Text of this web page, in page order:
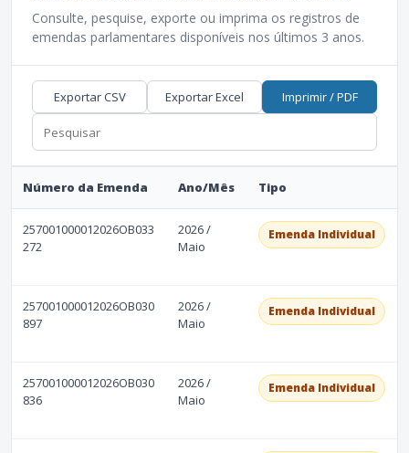
Consulte, pesquise, exporte ou imprima os registros de
emendas parlamentares disponíveis nos últimos 3 anos.
Exportar CSV Exportar Excel Imprimir / PDF
Número da Emenda Ano/Mês Tipo
257001000012026OB033
272
2026 /
Maio
Emenda Individual
257001000012026OB030
897
2026 /
Maio
Emenda Individual
257001000012026OB030
836
2026 /
Maio
Emenda Individual